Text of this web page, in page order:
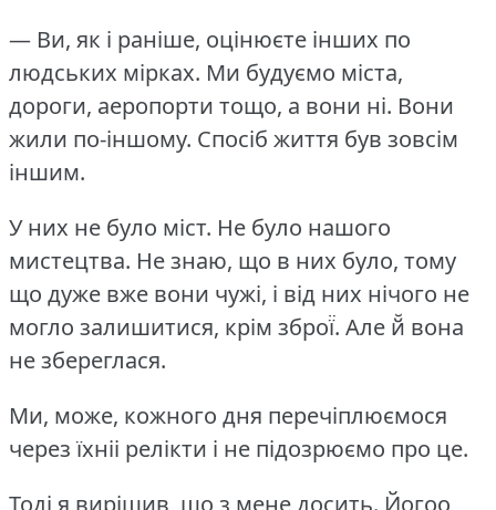
— Ви, як і раніше, оцінюєте інших по
людських мірках. Ми будуємо міста,
дороги, аеропорти тощо, а вони ні. Вони
жили по-іншому. Спосіб життя був зовсім
іншим.
У них не було міст. Не було нашого
мистецтва. Не знаю, що в них було, тому
що дуже вже вони чужі, і від них нічого не
могло залишитися, крім зброї̈. Але й̆ вона
не збереглася.
Ми, може, кожного дня перечіплюємося
через їхніі релікти і не підозрюємо про це.
Тоді я вирішив, що з мене досить. Йогоо